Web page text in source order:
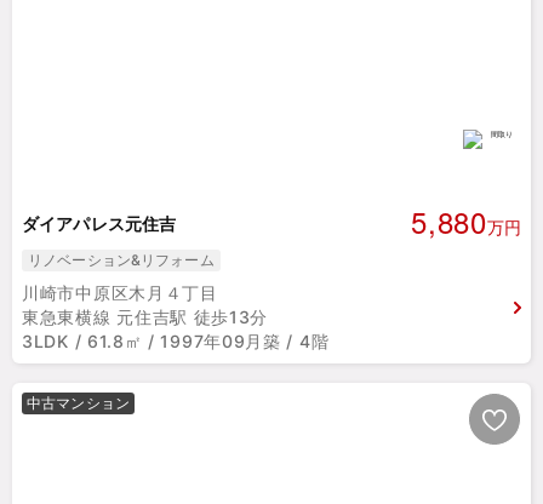
ダイアパレス元住吉 5,880万円
リノベーション&リフォーム
川崎市中原区木月４丁目
東急東横線 元住吉駅 徒歩13分
3LDK / 61.8㎡ / 1997年09月築 / 4階
中古マンション